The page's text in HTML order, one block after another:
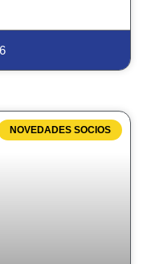
NOVEDADES SOCIOS